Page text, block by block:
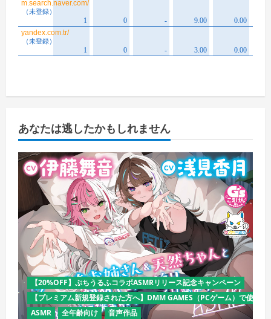
あなたは逃したかもしれません
【20%OFF】ぷちうるふコラボASMRリリース記念キャンペーン
【プレミアム新規登録された方へ】DMM GAMES（PCゲーム）で使え
ASMR
全年齢向け 音声作品